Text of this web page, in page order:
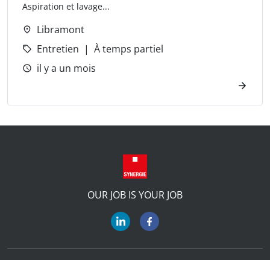
Aspiration et lavage...
Libramont
Entretien
À temps partiel
il y a un mois
OUR JOB IS YOUR JOB